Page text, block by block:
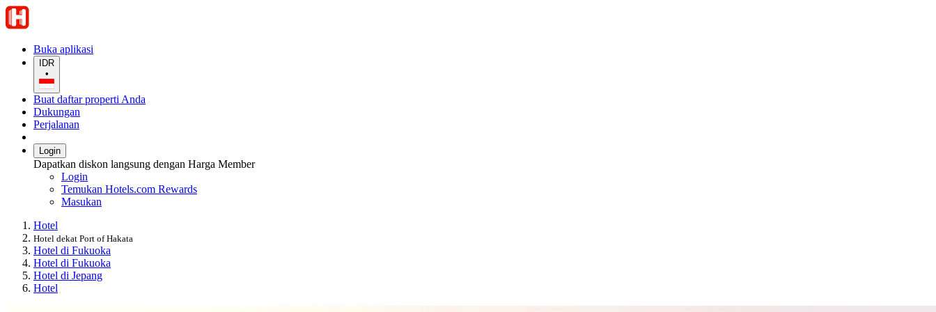
Buka aplikasi
IDR
•
Buat daftar properti Anda
Dukungan
Perjalanan
Login
Dapatkan diskon langsung dengan Harga Member
Login
Temukan Hotels.com Rewards
Masukan
Hotel
Hotel dekat Port of Hakata
Hotel di Fukuoka
Hotel di Fukuoka
Hotel di Jepang
Hotel